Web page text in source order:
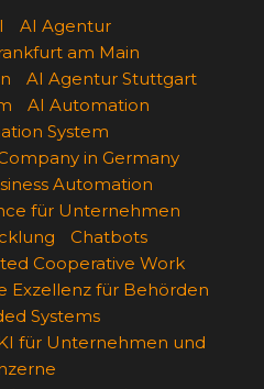
AI Agentur
am Main
AI Agentur Stuttgart
AI Automation
System
in Germany
Automation
für Unternehmen
Chatbots
Cooperative Work
Exzellenz für Behörden
Systems
für Unternehmen und